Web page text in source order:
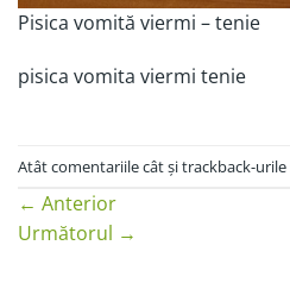
Pisica vomită viermi – tenie
pisica vomita viermi tenie
Atât comentariile cât și trackback-
← Anterior
Următorul →